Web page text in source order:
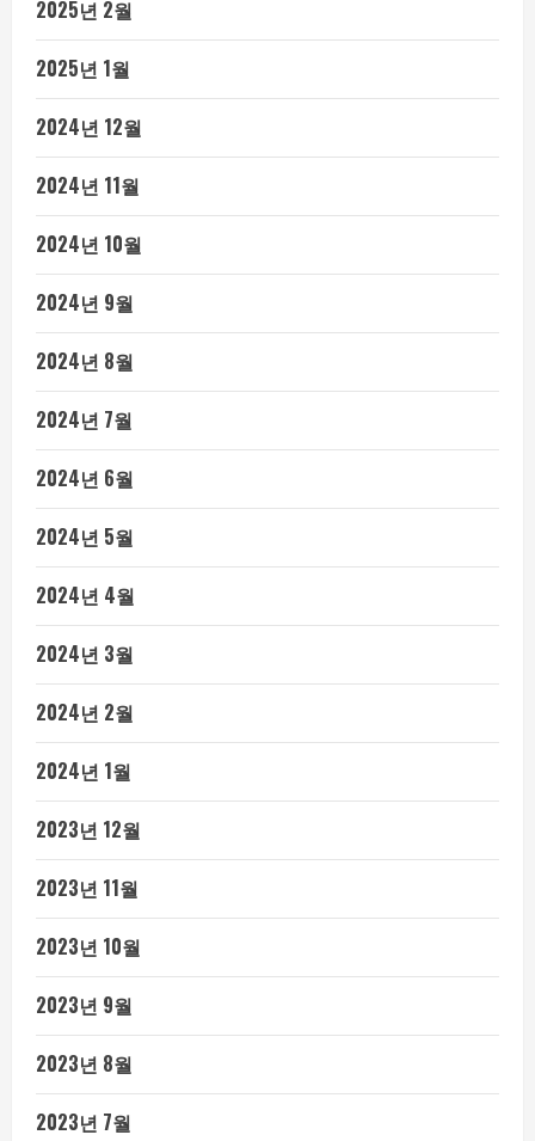
2025년 2월
2025년 1월
2024년 12월
2024년 11월
2024년 10월
2024년 9월
2024년 8월
2024년 7월
2024년 6월
2024년 5월
2024년 4월
2024년 3월
2024년 2월
2024년 1월
2023년 12월
2023년 11월
2023년 10월
2023년 9월
2023년 8월
2023년 7월